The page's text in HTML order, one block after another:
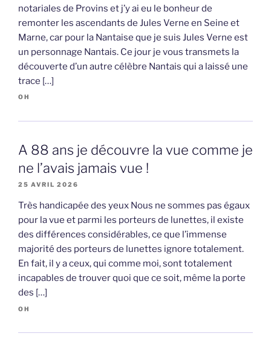
notariales de Provins et j’y ai eu le bonheur de
remonter les ascendants de Jules Verne en Seine et
Marne, car pour la Nantaise que je suis Jules Verne est
un personnage Nantais. Ce jour je vous transmets la
découverte d’un autre célèbre Nantais qui a laissé une
trace […]
OH
A 88 ans je découvre la vue comme je
ne l’avais jamais vue !
25 AVRIL 2026
Très handicapée des yeux Nous ne sommes pas égaux
pour la vue et parmi les porteurs de lunettes, il existe
des différences considérables, ce que l’immense
majorité des porteurs de lunettes ignore totalement.
En fait, il y a ceux, qui comme moi, sont totalement
incapables de trouver quoi que ce soit, même la porte
des […]
OH